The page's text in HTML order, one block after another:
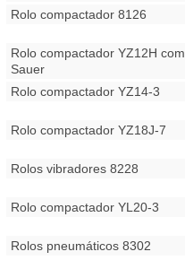
Rolo compactador 8126
Rolo compactador YZ12H com
Sauer
Rolo compactador YZ14-3
Rolo compactador YZ18J-7
Rolos vibradores 8228
Rolo compactador YL20-3
Rolos pneumáticos 8302